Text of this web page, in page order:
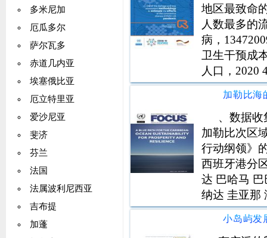
多米尼加
厄瓜多尔
萨尔瓦多
赤道几内亚
埃塞俄比亚
厄立特里亚
爱沙尼亚
斐济
芬兰
法国
法属波利尼西亚
吉布提
加蓬
地区最致命
人数最多的
病，
卫生干预成
人口，2020
生部门
、数据
加勒比次区
行动纲领》
西班牙港分
达 巴哈马
纳达 圭亚那
特和格林纳
巴 英属维